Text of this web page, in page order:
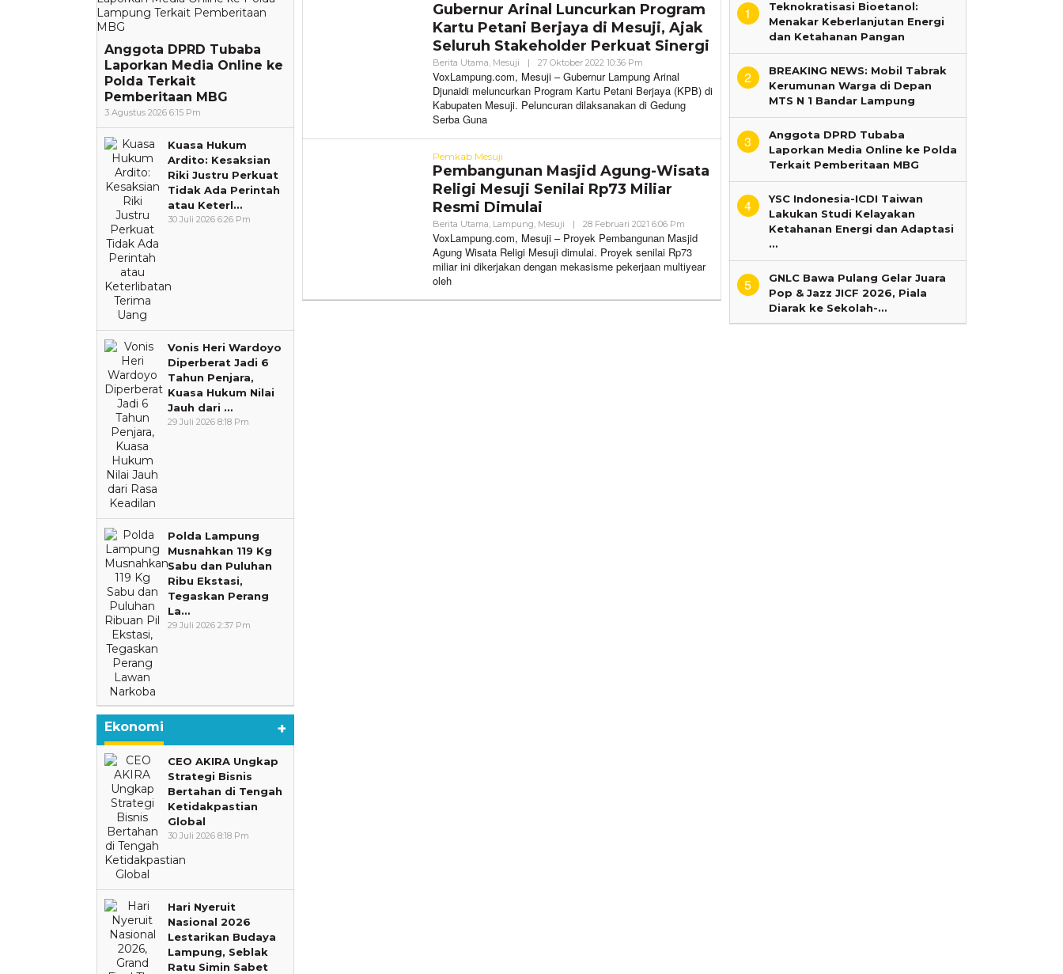
Anggota DPRD Tubaba
Laporkan Media Online ke
Polda Terkait
Pemberitaan MBG
3 Agustus 2026 6:15 Pm
Kuasa Hukum
Ardito: Kesaksian
Riki Justru Perkuat
Tidak Ada Perintah
atau Keterl…
30 Juli 2026 6:26 Pm
Vonis Heri Wardoyo
Diperberat Jadi 6
Tahun Penjara,
Kuasa Hukum Nilai
Jauh dari …
29 Juli 2026 8:18 Pm
Polda Lampung
Musnahkan 119 Kg
Sabu dan Puluhan
Ribu Ekstasi,
Tegaskan Perang
La…
29 Juli 2026 2:37 Pm
Ekonomi +
CEO AKIRA Ungkap
Strategi Bisnis
Bertahan di Tengah
Ketidakpastian
Global
30 Juli 2026 8:18 Pm
Hari Nyeruit
Nasional 2026
Lestarikan Budaya
Lampung, Seblak
Ratu Simin Sabet
Gubernur Arinal Luncurkan Program
Kartu Petani Berjaya di Mesuji, Ajak
Seluruh Stakeholder Perkuat Sinergi
Berita Utama Mesuji | 27 Oktober 2022 10:36 Pm
VoxLampung
VoxLampung.com, Mesuji – Gubernur Lampung Arinal
Djunaidi meluncurkan Program Kartu Petani Berjaya (KPB) di
Kabupaten Mesuji. Peluncuran dilaksanakan di Gedung
Serba Guna
Pemkab Mesuji
Pembangunan Masjid Agung-Wisata
Religi Mesuji Senilai Rp73 Miliar
Resmi Dimulai
Berita Utama Lampung Mesuji | 28 Februari 2021 6:06 Pm
VoxLampung
VoxLampung.com, Mesuji – Proyek Pembangunan Masjid
Agung Wisata Religi Mesuji dimulai. Proyek senilai Rp73
miliar ini dikerjakan dengan mekasisme pekerjaan multiyear
oleh
1
Teknokratisasi Bioetanol:
Menakar Keberlanjutan Energi
dan Ketahanan Pangan
2
BREAKING NEWS: Mobil Tabrak
Kerumunan Warga di Depan
MTS N 1 Bandar Lampung
3
Anggota DPRD Tubaba
Laporkan Media Online ke Polda
Terkait Pemberitaan MBG
4
YSC Indonesia-ICDI Taiwan
Lakukan Studi Kelayakan
Ketahanan Energi dan Adaptasi
…
5
GNLC Bawa Pulang Gelar Juara
Pop & Jazz JICF 2026, Piala
Diarak ke Sekolah-…